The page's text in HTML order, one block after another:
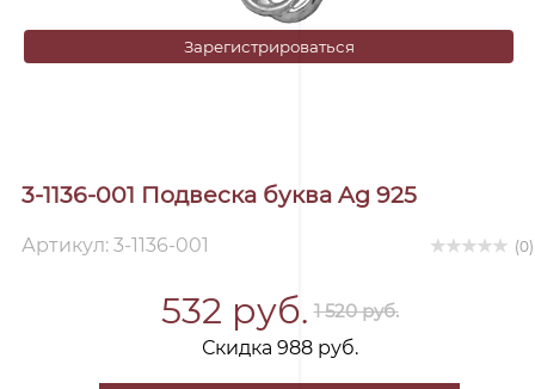
3-1136-001 Подвеска буква Ag 925
Артикул: 3-1136-001 (0)
532 руб. 1 520 руб.
Скидка 988 руб.
Зарегистрироваться